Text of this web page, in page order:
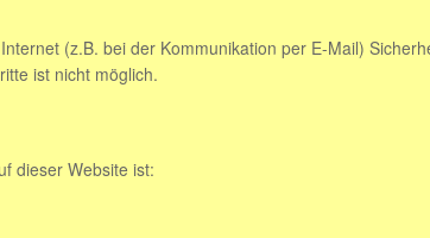
(z.B. bei der Kommunikation per E-Mail)
ist nicht möglich.
dieser Website ist: